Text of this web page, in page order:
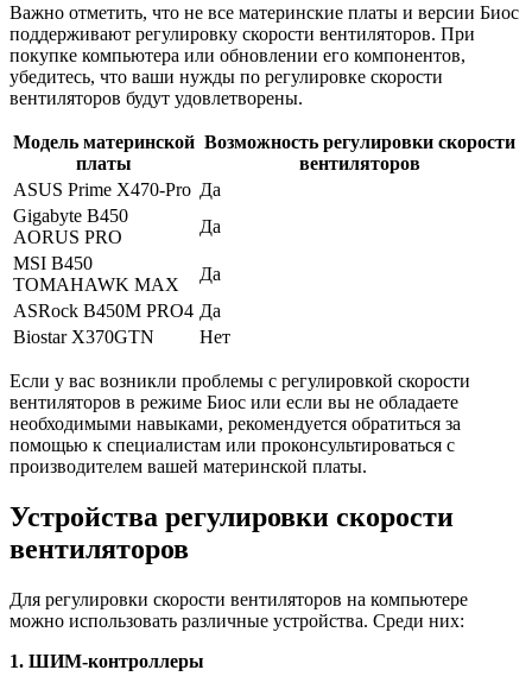
Важно отметить, что не все материнские платы и версии Биос
поддерживают регулировку скорости вентиляторов. При
покупке компьютера или обновлении его компонентов,
убедитесь, что ваши нужды по регулировке скорости
вентиляторов будут удовлетворены.
Модель материнской
платы
Возможность регулировки скорости
вентиляторов
ASUS Prime X470-Pro Да
Gigabyte B450
AORUS PRO
Да
MSI B450
TOMAHAWK MAX
Да
ASRock B450M PRO4 Да
Biostar X370GTN
Нет
Если у вас возникли проблемы с регулировкой скорости
вентиляторов в режиме Биос или если вы не обладаете
необходимыми навыками, рекомендуется обратиться за
помощью к специалистам или проконсультироваться с
производителем вашей материнской платы.
Устройства регулировки скорости
вентиляторов
Для регулировки скорости вентиляторов на компьютере
можно использовать различные устройства. Среди них:
1. ШИМ-контроллеры